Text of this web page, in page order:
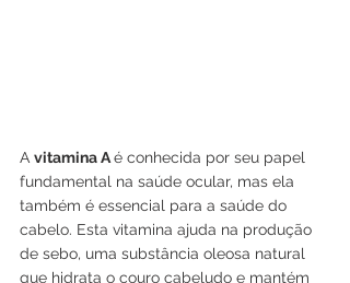
A vitamina A é conhecida por seu papel
fundamental na saúde ocular, mas ela
também é essencial para a saúde do
cabelo. Esta vitamina ajuda na produção
de sebo, uma substância oleosa natural
que hidrata o couro cabeludo e mantém